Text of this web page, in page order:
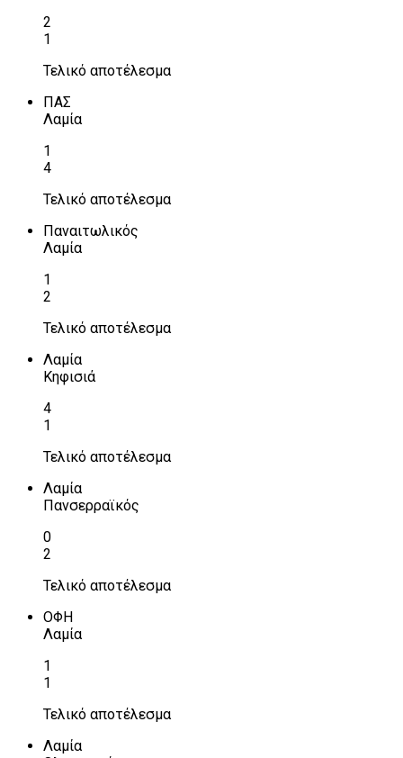
2
1
Τελικό αποτέλεσμα
ΠΑΣ
Λαμία
1
4
Τελικό αποτέλεσμα
Παναιτωλικός
Λαμία
1
2
Τελικό αποτέλεσμα
Λαμία
Κηφισιά
4
1
Τελικό αποτέλεσμα
Λαμία
Πανσερραϊκός
0
2
Τελικό αποτέλεσμα
ΟΦΗ
Λαμία
1
1
Τελικό αποτέλεσμα
Λαμία